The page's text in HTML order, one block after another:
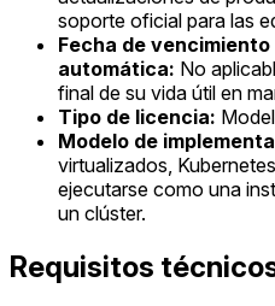
soporte oficial para las
Fecha de
automática: No
final de su vida útil en
Tipo de licencia:
Modelo de
virtualizados,
ejecutarse como una
un clúster.
Requisitos